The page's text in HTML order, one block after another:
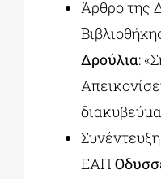
Άρθρο της
Δρούλια:
ΕΑΠ